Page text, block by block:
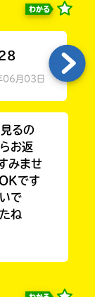
わかる
月03日
るの
お返
みませ
です
で
ね